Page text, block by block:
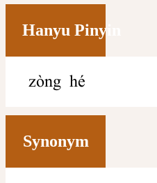
Hanyu Pinyin
zòng hé
Synonym